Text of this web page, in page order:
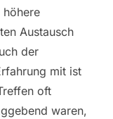
höhere
Austausch
der
mit ist
oft
waren,